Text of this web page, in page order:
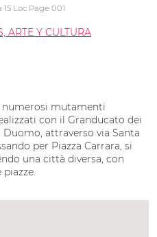
Loc Page 001
ARTE Y CULTURA
numerosi mutamenti
con il Granducato dei
attraverso via Santa
per Piazza Carrara, si
una città diversa, con